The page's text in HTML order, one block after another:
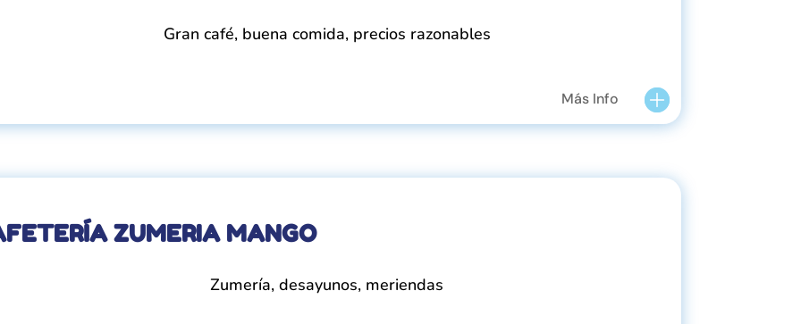
Gran café, buena comida, precios razonables
Más Info
ZUMERIA MANGO
Zumería, desayunos, meriendas